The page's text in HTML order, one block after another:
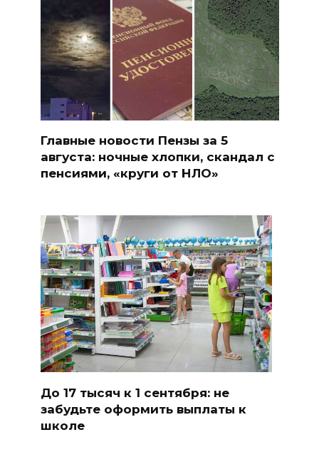
Главные новости Пензы за 5
августа: ночные хлопки, скандал с
пенсиями, «круги от НЛО»
До 17 тысяч к 1 сентября: не
забудьте оформить выплаты к
школе